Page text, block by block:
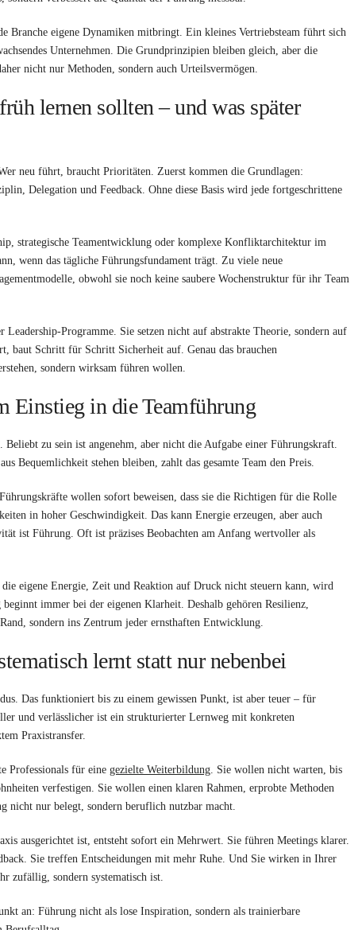
Branche eigene Dynamiken mitbringt. Ein kleines Vertriebsteam führt sich
Unternehmen. Die Grundprinzipien bleiben gleich, aber die
nicht nur Methoden, sondern auch Urteilsvermögen.
lernen sollten – und was später
neu führt, braucht Prioritäten. Zuerst kommen die Grundlagen:
Delegation und Feedback. Ohne diese Basis wird jede fortgeschrittene
strategische Teamentwicklung oder komplexe Konfliktarchitektur im
wenn das tägliche Führungsfundament trägt. Zu viele neue
obwohl sie noch keine saubere Wochenstruktur für ihr Team
Programme. Sie setzen nicht auf abstrakte Theorie, sondern auf
baut Schritt für Schritt Sicherheit auf. Genau das brauchen
sondern wirksam führen wollen.
Einstieg in die Teamführung
zu sein ist angenehm, aber nicht die Aufgabe einer Führungskraft.
Bequemlichkeit stehen bleiben, zahlt das gesamte Team den Preis.
wollen sofort beweisen, dass sie die Richtigen für die Rolle
in hoher Geschwindigkeit. Das kann Energie erzeugen, aber auch
ist Führung. Oft ist präzises Beobachten am Anfang wertvoller als
eigene Energie, Zeit und Reaktion auf Druck nicht steuern kann, wird
immer bei der eigenen Klarheit. Deshalb gehören Resilienz,
sondern ins Zentrum jeder ernsthaften Entwicklung.
lernt statt nur nebenbei
Das funktioniert bis zu einem gewissen Punkt, ist aber teuer – für
und verlässlicher ist ein strukturierter Lernweg mit konkreten
Praxistransfer.
Professionals für eine gezielte Weiterbildung . Sie wollen nicht warten, bis
verfestigen. Sie wollen einen klaren Rahmen, erprobte Methoden
nicht nur belegt, sondern beruflich nutzbar macht.
ausgerichtet ist, entsteht sofort ein Mehrwert. Sie führen Meetings klarer.
Sie treffen Entscheidungen mit mehr Ruhe. Und Sie wirken in Ihrer
zufällig, sondern systematisch ist.
an: Führung nicht als lose Inspiration, sondern als trainierbare